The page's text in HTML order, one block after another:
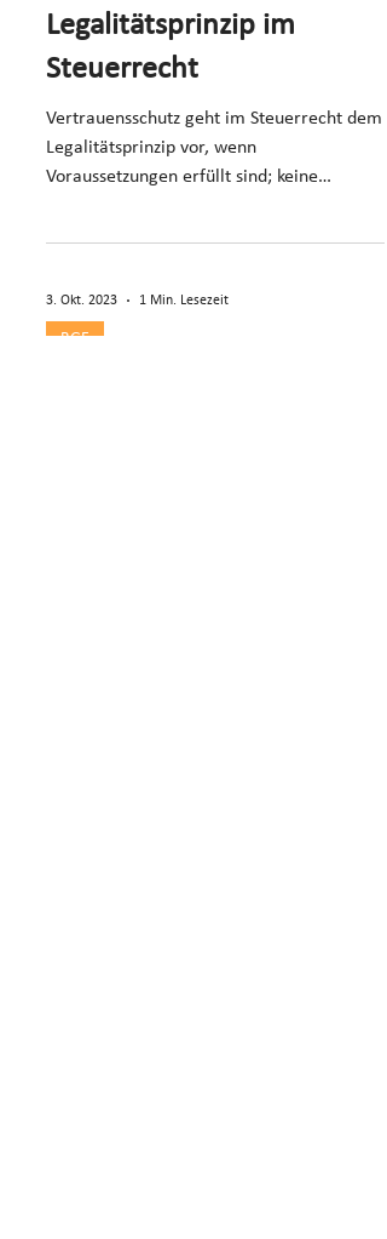
Legalitätsprinzip im
Steuerrecht
Vertrauensschutz geht im Steuerrecht dem
Legalitätsprinzip vor, wenn
Voraussetzungen erfüllt sind; keine
3. Okt. 2023 1 Min. Lesezeit
BGE